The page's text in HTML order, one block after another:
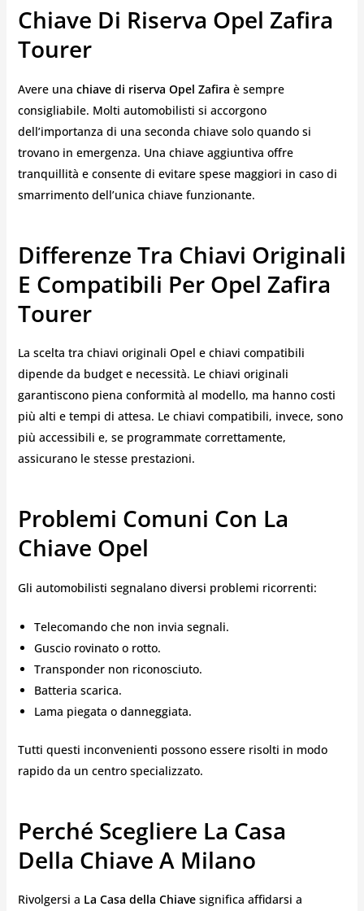
Chiave Di Riserva Opel Zafira
Tourer
Avere una chiave di riserva Opel Zafira è sempre
consigliabile. Molti automobilisti si accorgono
dell’importanza di una seconda chiave solo quando si
trovano in emergenza. Una chiave aggiuntiva offre
tranquillità e consente di evitare spese maggiori in caso di
smarrimento dell’unica chiave funzionante.
Differenze Tra Chiavi Originali
E Compatibili Per Opel Zafira
Tourer
La scelta tra chiavi originali Opel e chiavi compatibili
dipende da budget e necessità. Le chiavi originali
garantiscono piena conformità al modello, ma hanno costi
più alti e tempi di attesa. Le chiavi compatibili, invece, sono
più accessibili e, se programmate correttamente,
assicurano le stesse prestazioni.
Problemi Comuni Con La
Chiave Opel
Gli automobilisti segnalano diversi problemi ricorrenti:
Telecomando che non invia segnali.
Guscio rovinato o rotto.
Transponder non riconosciuto.
Batteria scarica.
Lama piegata o danneggiata.
Tutti questi inconvenienti possono essere risolti in modo
rapido da un centro specializzato.
Perché Scegliere La Casa
Della Chiave A Milano
Rivolgersi a La Casa della Chiavesignifica affidarsi a